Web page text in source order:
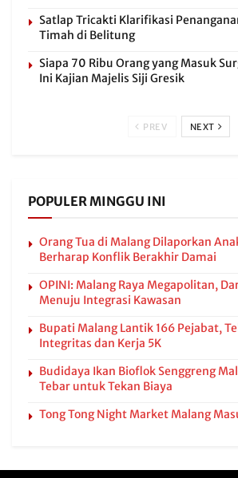
Satlap Tricakti Klarifikasi
Timah di Belitung
Siapa 70 Ribu Orang yang Masuk
Ini Kajian Majelis Siji Gresik
PREV NEXT
POPULER MINGGU INI
Orang Tua di Malang Dilaporkan
Berharap Konflik Berakhir Damai
OPINI: Malang Raya Megapolitan,
Menuju Integrasi Kawasan
Bupati Malang Lantik 166 Pejabat,
Integritas dan Kerja 5K
Budidaya Ikan Bioflok Senggreng
Tebar untuk Tekan Biaya
Tong Tong Night Market Malang